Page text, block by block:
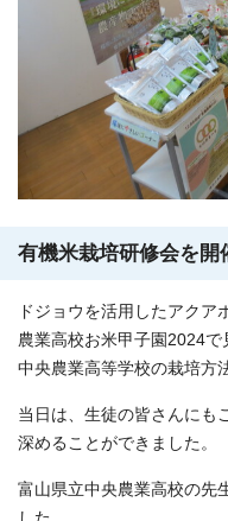
有機米栽培研修会を開
ドジョウを活用したアクア
農業高校お米甲子園2024
中央農業高等学校の栽培方
当日は、生徒の皆さんにも
深めることができました。
富山県立中央農業高校の先